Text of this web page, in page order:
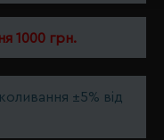
1000 грн.
±5% від